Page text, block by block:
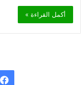
أكمل القراءة »